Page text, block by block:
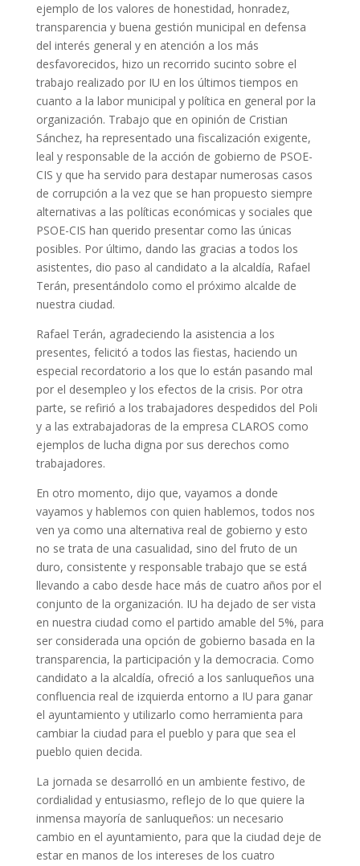
ejemplo de los valores de honestidad, honradez,
transparencia y buena gestión municipal en defensa
del interés general y en atención a los más
desfavorecidos, hizo un recorrido sucinto sobre el
trabajo realizado por IU en los últimos tiempos en
cuanto a la labor municipal y política en general por la
organización. Trabajo que en opinión de Cristian
Sánchez, ha representado una fiscalización exigente,
leal y responsable de la acción de gobierno de PSOE-
CIS y que ha servido para destapar numerosas casos
de corrupción a la vez que se han propuesto siempre
alternativas a las políticas económicas y sociales que
PSOE-CIS han querido presentar como las únicas
posibles. Por último, dando las gracias a todos los
asistentes, dio paso al candidato a la alcaldía, Rafael
Terán, presentándolo como el próximo alcalde de
nuestra ciudad.
Rafael Terán, agradeciendo la asistencia a los
presentes, felicitó a todos las fiestas, haciendo un
especial recordatorio a los que lo están pasando mal
por el desempleo y los efectos de la crisis. Por otra
parte, se refirió a los trabajadores despedidos del Poli
y a las extrabajadoras de la empresa CLAROS como
ejemplos de lucha digna por sus derechos como
trabajadores.
En otro momento, dijo que, vayamos a donde
vayamos y hablemos con quien hablemos, todos nos
ven ya como una alternativa real de gobierno y esto
no se trata de una casualidad, sino del fruto de un
duro, consistente y responsable trabajo que se está
llevando a cabo desde hace más de cuatro años por el
conjunto de la organización. IU ha dejado de ser vista
en nuestra ciudad como el partido amable del 5%, para
ser considerada una opción de gobierno basada en la
transparencia, la participación y la democracia. Como
candidato a la alcaldía, ofreció a los sanluqueños una
confluencia real de izquierda entorno a IU para ganar
el ayuntamiento y utilizarlo como herramienta para
cambiar la ciudad para el pueblo y para que sea el
pueblo quien decida.
La jornada se desarrolló en un ambiente festivo, de
cordialidad y entusiasmo, reflejo de lo que quiere la
inmensa mayoría de sanluqueños: un necesario
cambio en el ayuntamiento, para que la ciudad deje de
estar en manos de los intereses de los cuatro